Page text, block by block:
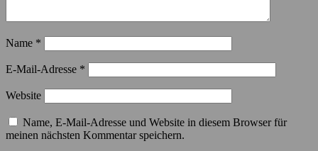
Name *
E-Mail-Adresse *
Website
Name, E-Mail-Adresse und Website in diesem Browser für
meinen nächsten Kommentar speichern.